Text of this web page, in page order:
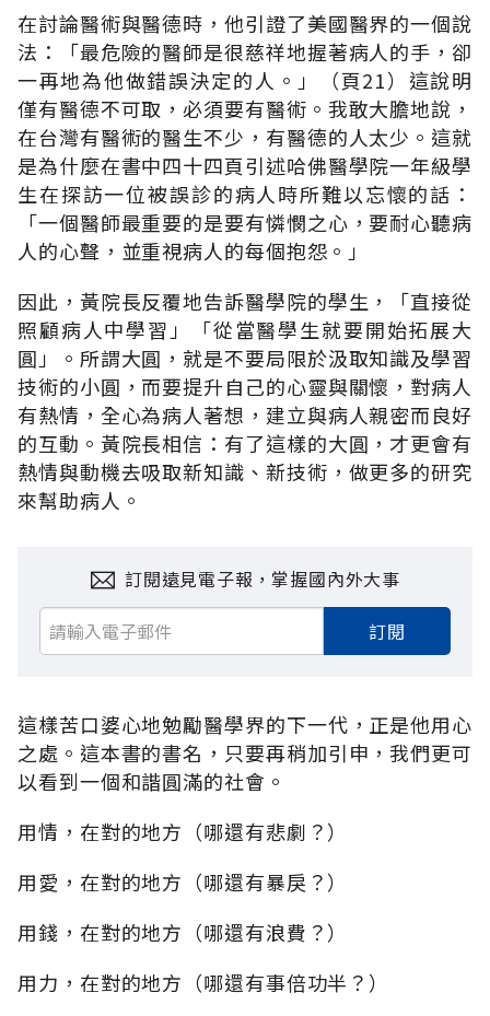
在討論醫術與醫德時，他引證了美國醫界的一個說
法：「最危險的醫師是很慈祥地握著病人的手，卻
一再地為他做錯誤決定的人。」（頁21）這說明
僅有醫德不可取，必須要有醫術。我敢大膽地說，
在台灣有醫術的醫生不少，有醫德的人太少。這就
是為什麼在書中四十四頁引述哈佛醫學院一年級學
生在探訪一位被誤診的病人時所難以忘懷的話：
「一個醫師最重要的是要有憐憫之心，要耐心聽病
人的心聲，並重視病人的每個抱怨。」
因此，黃院長反覆地告訴醫學院的學生，「直接從
照顧病人中學習」「從當醫學生就要開始拓展大
圓」。所謂大圓，就是不要局限於汲取知識及學習
技術的小圓，而要提升自己的心靈與關懷，對病人
有熱情，全心為病人著想，建立與病人親密而良好
的互動。黃院長相信：有了這樣的大圓，才更會有
熱情與動機去吸取新知識、新技術，做更多的研究
來幫助病人。
訂閱遠見電子報，掌握國內外大事
訂閱
這樣苦口婆心地勉勵醫學界的下一代，正是他用心
之處。這本書的書名，只要再稍加引申，我們更可
以看到一個和諧圓滿的社會。
用情，在對的地方（哪還有悲劇？）
用愛，在對的地方（哪還有暴戾？）
用錢，在對的地方（哪還有浪費？）
用力，在對的地方（哪還有事倍功半？）